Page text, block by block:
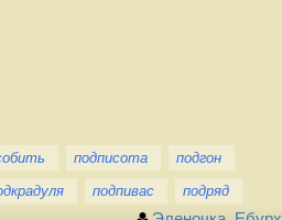
подписота
подгон
подпивас подряд